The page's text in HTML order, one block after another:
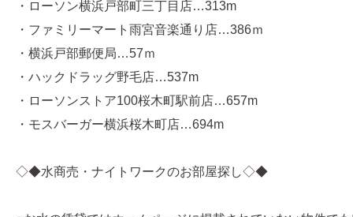
・ローソン横浜戸部町三丁目店…313m
・ファミリーマート雨宮音楽通り店…386ｍ
・横浜戸部郵便局…57ｍ
・ハックドラッグ野毛店…537m
・ローソンストア100桜木町駅前店…657m
・モスバーガー横浜桜木町店…694m
◇◆水商売・ナイトワークのお部屋探し◇◆